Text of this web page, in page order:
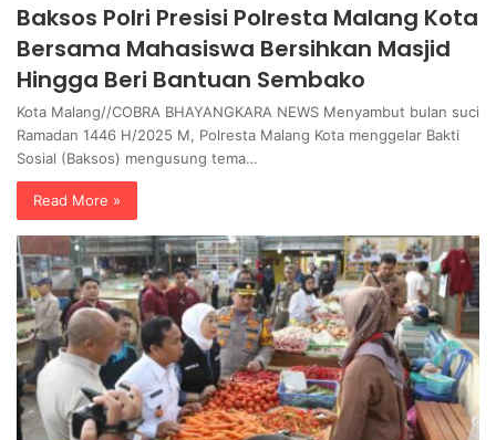
Baksos Polri Presisi Polresta Malang Kota
Bersama Mahasiswa Bersihkan Masjid
Hingga Beri Bantuan Sembako
Kota Malang//COBRA BHAYANGKARA NEWS Menyambut bulan suci
Ramadan 1446 H/2025 M, Polresta Malang Kota menggelar Bakti
Sosial (Baksos) mengusung tema…
Read More »